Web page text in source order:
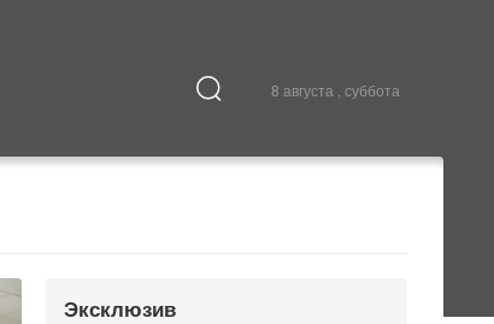
8 августа , суббота
Эксклюзив